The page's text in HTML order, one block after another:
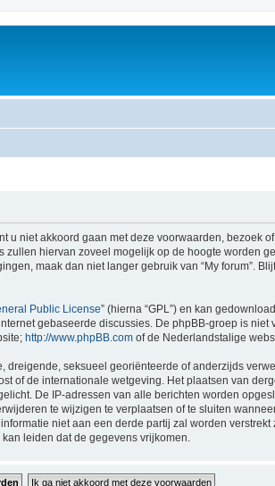
niet akkoord gaan met deze voorwaarden, bezoek
hiervan zoveel mogelijk op de hoogte worden
maak dan niet langer gebruik van “My forum”.
Public License” (hierna “GPL”) en kan
gebaseerde discussies. De phpBB-groep is
http://www.phpBB.com of de Nederlandstalige
seksueel georiënteerde of anderzijds
of de internationale wetgeving. Het plaatsen van
De IP-adressen van alle berichten worden
te wijzigen te verplaatsen of te sluiten
niet aan een derde partij zal worden
leiden dat de gegevens vrijkomen.